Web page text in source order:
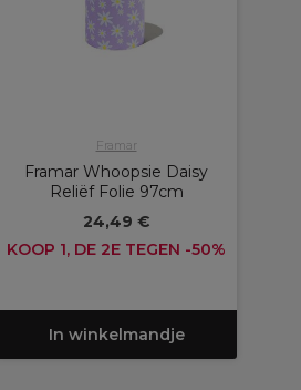
Framar
Framar Whoopsie Daisy
Reliëf Folie 97cm
24,49 €
KOOP 1, DE 2E TEGEN -50%
In winkelmandje